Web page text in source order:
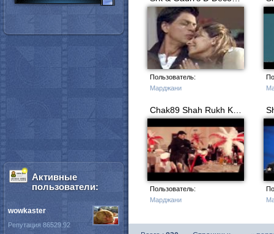
Пользователь:
Марджани
Пользователь:
Марджани
Активные
пользователи:
wowkaster
Репутация 86529.92